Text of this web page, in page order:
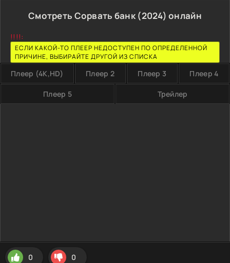
Смотреть Сорвать банк (2024) онлайн
!!!!:
ЕСЛИ КАКОЙ-ТО ПЛЕЕР НЕДОСТУПЕН ПО ОПРЕДЕЛЕННОЙ
ПРИЧИНЕ, ВЫБИРАЙТЕ ДРУГОЙ ИЗ СПИСКА
Плеер (4K,HD) Плеер 2 Плеер 3 Плеер 4
Плеер 5 Трейлер
0 0